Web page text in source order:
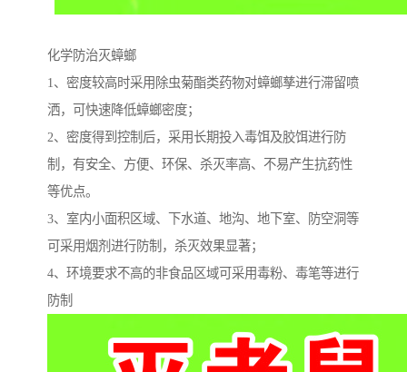
化学防治灭蟑螂
1、密度较高时采用除虫菊酯类药物对蟑螂孳进行滞留喷
洒，可快速降低蟑螂密度；
2、密度得到控制后，采用长期投入毒饵及胶饵进行防
制，有安全、方便、环保、杀灭率高、不易产生抗药性
等优点。
3、室内小面积区域、下水道、地沟、地下室、防空洞等
可采用烟剂进行防制，杀灭效果显著；
4、环境要求不高的非食品区域可采用毒粉、毒笔等进行
防制